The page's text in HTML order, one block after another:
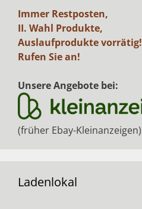
Immer Restposten,
II. Wahl Produkte,
Auslaufprodukte vorrätig!
Rufen Sie an!
Unsere Angebote bei:
(früher Ebay-Kleinanzeigen)
Ladenlokal